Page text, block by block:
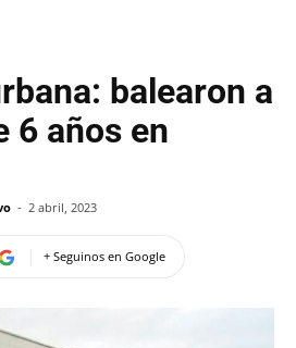
balearon a
6 años en
- 2 abril, 2023
+ Seguinos en Google